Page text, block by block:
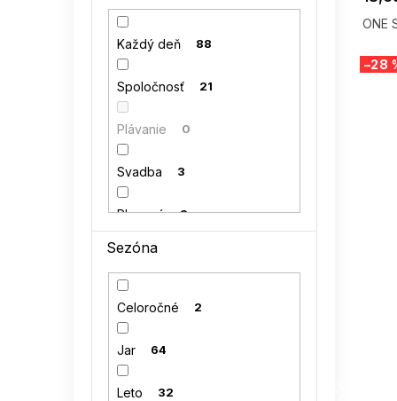
kocula
LENITIF 3
MiniMom by TESSITA
NUMERO
NUMOCO
PAMUK LINE
RELEVANCE
RUE PARIS
SUBLEVEL
Každý deň 88
Spoločnosť 21
Plávanie 0
Svadba 3
Plesové 3
Sezóna
Celoročné 2
Jar 64
Leto 32
42
44
46
48
ONE
–28